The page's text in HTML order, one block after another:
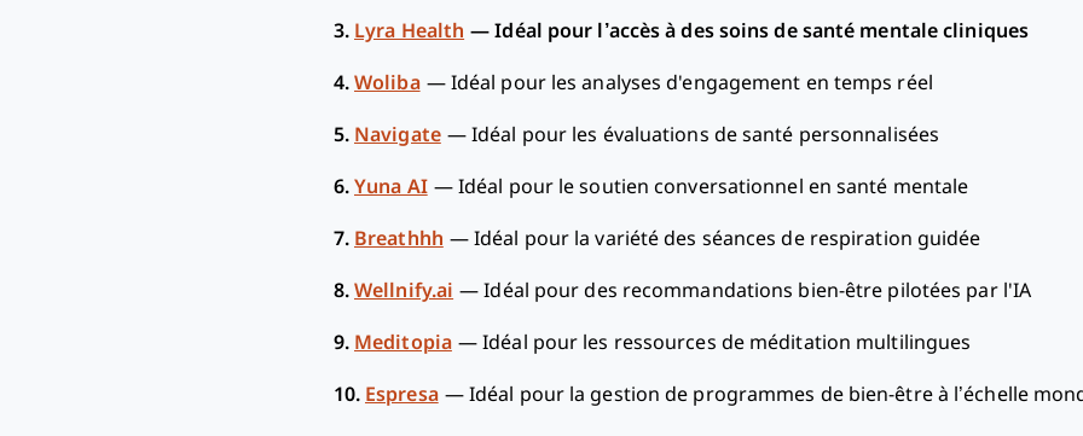
3. Lyra Health —Idéal pour l’accès à des soins de santé mentale cliniques
4. Woliba — Idéal pour les analyses d'engagement en temps réel
5. Navigate —Idéal pour les évaluations de santé personnalisées
6. Yuna AI — Idéal pour le soutien conversationnel en santé mentale
7. Breathhh —Idéal pour la variété des séances de respiration guidée
8. Wellnify.ai —Idéal pour des recommandations bien-être pilotées par l'IA
9. Meditopia —Idéal pour les ressources de méditation multilingues
10. Espresa — Idéal pour la gestion de programmes de bien-être à l’échelle